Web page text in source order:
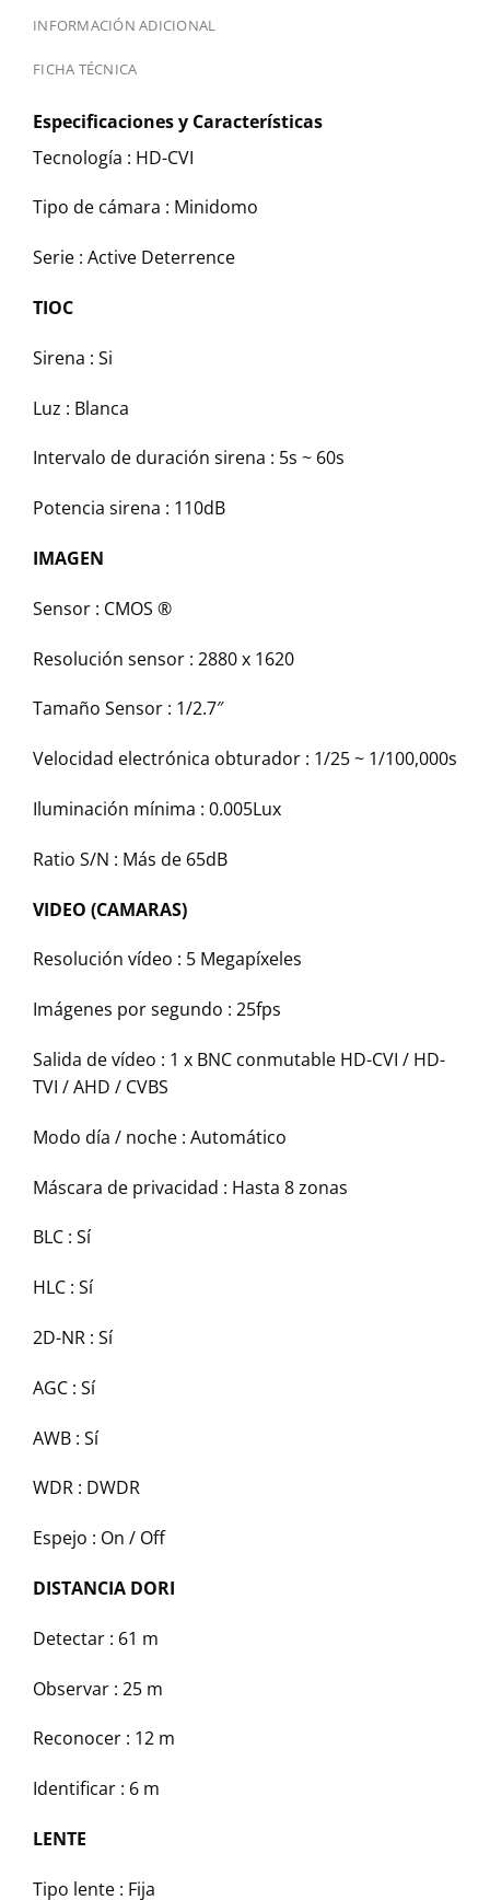
INFORMACIÓN ADICIONAL
FICHA TÉCNICA
Especificaciones y Características
Tecnología : HD-CVI
Tipo de cámara : Minidomo
Serie : Active Deterrence
TIOC
Sirena : Si
Luz : Blanca
Intervalo de duración sirena : 5s ~ 60s
Potencia sirena : 110dB
IMAGEN
Sensor : CMOS ®
Resolución sensor : 2880 x 1620
Tamaño Sensor : 1/2.7″
Velocidad electrónica obturador : 1/25 ~ 1/100,000s
Iluminación mínima : 0.005Lux
Ratio S/N : Más de 65dB
VIDEO (CAMARAS)
Resolución vídeo : 5 Megapíxeles
Imágenes por segundo : 25fps
Salida de vídeo : 1 x BNC conmutable HD-CVI / HD-
TVI / AHD / CVBS
Modo día / noche : Automático
Máscara de privacidad : Hasta 8 zonas
BLC : Sí
HLC : Sí
2D-NR : Sí
AGC : Sí
AWB : Sí
WDR : DWDR
Espejo : On / Off
DISTANCIA DORI
Detectar : 61 m
Observar : 25 m
Reconocer : 12 m
Identificar : 6 m
LENTE
Tipo lente : Fija